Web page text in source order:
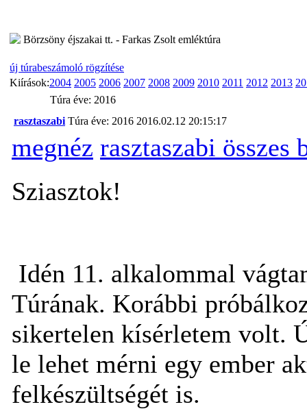
Börzsöny éjszakai tt. - Farkas Zsolt emléktúra
új túrabeszámoló rögzítése
Kiírások:2004 2005 2006 2007 2008 2009 2010 2011 2012 2013
Túra éve: 2016
rasztaszabi Túra éve: 2016 2016.02.12 20:15:17
megnéz rasztaszabi összes
Sziasztok!
Idén 11. alkalommal
Túrának. Korábbi
sikertelen kísérletem volt.
le lehet mérni egy ember
felkészültségét is.